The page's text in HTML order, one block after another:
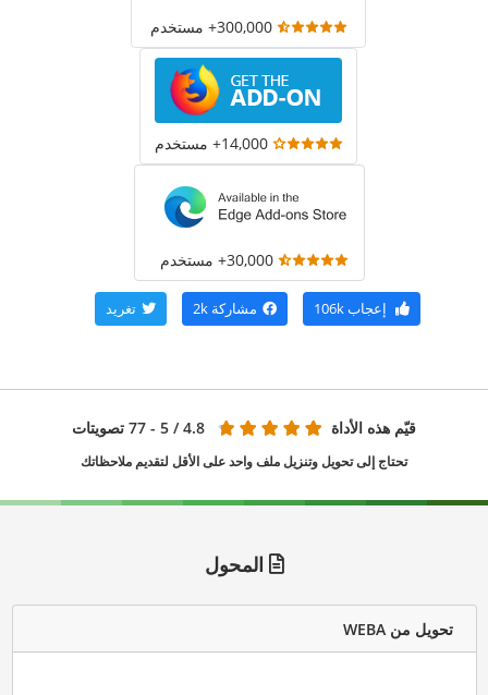
300,000+ مستخدم
14,000+ مستخدم
30,000+ مستخدم
إعجاب106k مشاركة 2k تغريد
قيّم هذه الأداة 4.8 / 5 - 77 تصويتات
تحتاج إلى تحويل وتنزيل ملف واحد على الأقل لتقديم ملاحظاتك
المحول
تحويل من WEBA